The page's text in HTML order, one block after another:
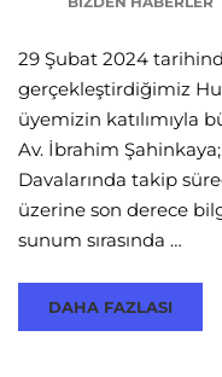
29 Şubat 2024
gerçekleştirdiğimiz
üyemizin katılımıyla
Av. İbrahim
Davalarında takip
üzerine son derece
sunum sırasında …
DAHA FAZLASI